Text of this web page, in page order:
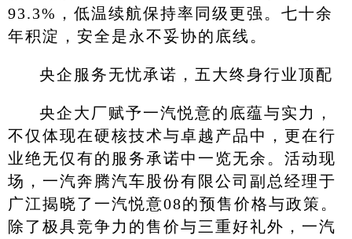
93.3%，低温续航保持率同级更强。七十余
年积淀，安全是永不妥协的底线。
央企服务无忧承诺，五大终身行业顶配
央企大厂赋予一汽悦意的底蕴与实力，
不仅体现在硬核技术与卓越产品中，更在行
业绝无仅有的服务承诺中一览无余。活动现
场，一汽奔腾汽车股份有限公司副总经理于
广江揭晓了一汽悦意08的预售价格与政策。
除了极具竞争力的售价与三重好礼外，一汽